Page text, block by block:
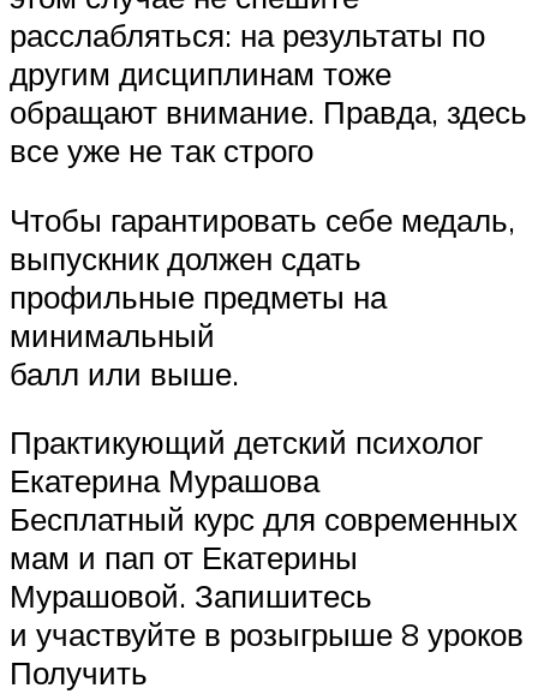
расслабляться: на результаты по
другим дисциплинам тоже
обращают внимание. Правда, здесь
все уже не так строго
Чтобы гарантировать себе медаль,
выпускник должен сдать
профильные предметы на
минимальный
балл или выше.
Практикующий детский психолог
Екатерина Мурашова
Бесплатный курс для современных
мам и пап от Екатерины
Мурашовой. Запишитесь
и участвуйте в розыгрыше 8 уроков
Получить